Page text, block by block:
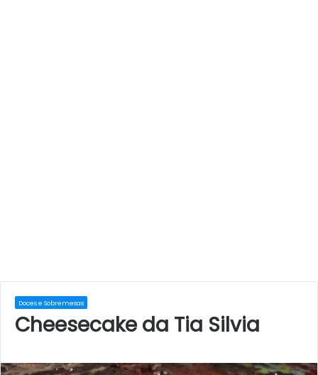
Doces e Sobremesas
Cheesecake da Tia Silvia